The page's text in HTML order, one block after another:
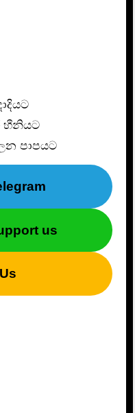
හීනියට
පාපයට
us